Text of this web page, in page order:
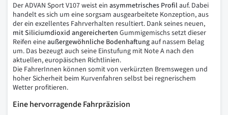
Der ADVAN Sport V107 weist ein asymmetrisches Profilauf. Dabei
handelt es sich um eine sorgsam ausgearbeitete Konzeption, aus
der ein exzellentes Fahrverhalten resultiert. Dank seines neuen,
mitSiliciumdioxid angereicherten Gummigemischs setzt dieser
Reifen eineaußergewöhnliche Bodenhaftungauf nassem Belag
um. Das bezeugt auch seine Einstufung mit Note A nach den
aktuellen, europäischen Richtlinien.
Die FahrerInnen können somit von verkürzten Bremswegen und
hoher Sicherheit beim Kurvenfahren selbst bei regnerischem
Wetter profitieren.
Eine hervorragende Fahrpräzision